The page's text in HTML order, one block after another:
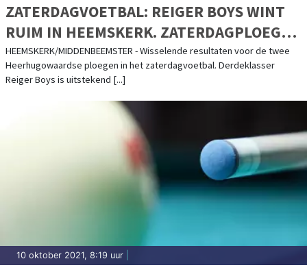
ZATERDAGVOETBAL: REIGER BOYS WINT
RUIM IN HEEMSKERK. ZATERDAGPLOEG
SVW '27 NIPT ONDERUIT
HEEMSKERK/MIDDENBEEMSTER - Wisselende resultaten voor de twee
Heerhugowaardse ploegen in het zaterdagvoetbal. Derdeklasser
Reiger Boys is uitstekend [...]
10 oktober 2021, 8:19 uur